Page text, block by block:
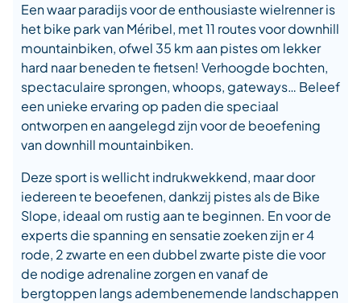
Een waar paradijs voor de enthousiaste wielrenner is
het bike park van Méribel, met 11 routes voor downhill
mountainbiken, ofwel 35 km aan pistes om lekker
hard naar beneden te fietsen! Verhoogde bochten,
spectaculaire sprongen, whoops, gateways… Beleef
een unieke ervaring op paden die speciaal
ontworpen en aangelegd zijn voor de beoefening
van downhill mountainbiken.
Deze sport is wellicht indrukwekkend, maar door
iedereen te beoefenen, dankzij pistes als de Bike
Slope, ideaal om rustig aan te beginnen. En voor de
experts die spanning en sensatie zoeken zijn er 4
rode, 2 zwarte en een dubbel zwarte piste die voor
de nodige adrenaline zorgen en vanaf de
bergtoppen langs adembenemende landschappen